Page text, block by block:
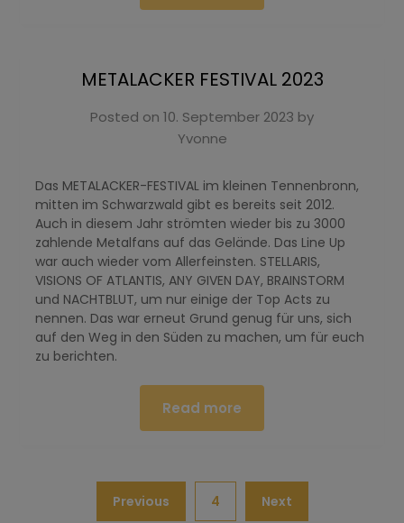
METALACKER FESTIVAL 2023
Posted on 10. September 2023 by
Yvonne
Das METALACKER-FESTIVAL im kleinen Tennenbronn,
mitten im Schwarzwald gibt es bereits seit 2012.
Auch in diesem Jahr strömten wieder bis zu 3000
zahlende Metalfans auf das Gelände. Das Line Up
war auch wieder vom Allerfeinsten. STELLARIS,
VISIONS OF ATLANTIS, ANY GIVEN DAY, BRAINSTORM
und NACHTBLUT, um nur einige der Top Acts zu
nennen. Das war erneut Grund genug für uns, sich
auf den Weg in den Süden zu machen, um für euch
zu berichten.
Read more
Previous 4 Next